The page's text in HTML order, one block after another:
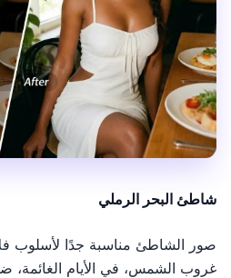
شاطئ البحر الرملي
غروب الشمس، في الأيام الغائمة،